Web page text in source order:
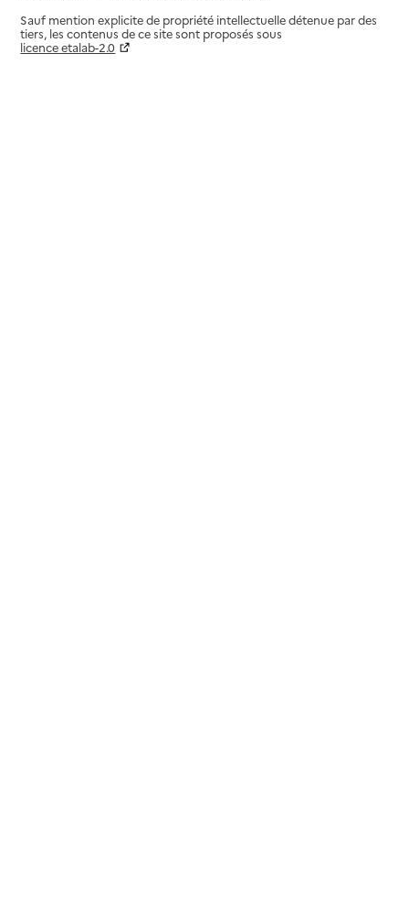
Sauf mention explicite de propriété intellectuelle détenue par des
tiers, les contenus de ce site sont proposés sous
licence etalab-2.0